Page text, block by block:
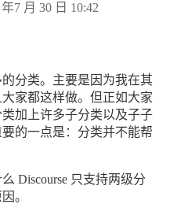
年7 月 30 日 10:42
分类。主要是因为我在其
家都这样做。但正如大家
加上许多子分类以及子子
的一点是：分类并不能帮
Discourse 只支持两级分
。